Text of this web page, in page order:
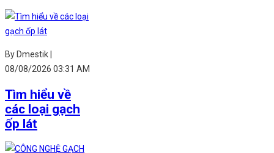
By Dmestik |
08/08/2026 03:31 AM
Tìm hiểu về
các loại gạch
ốp lát